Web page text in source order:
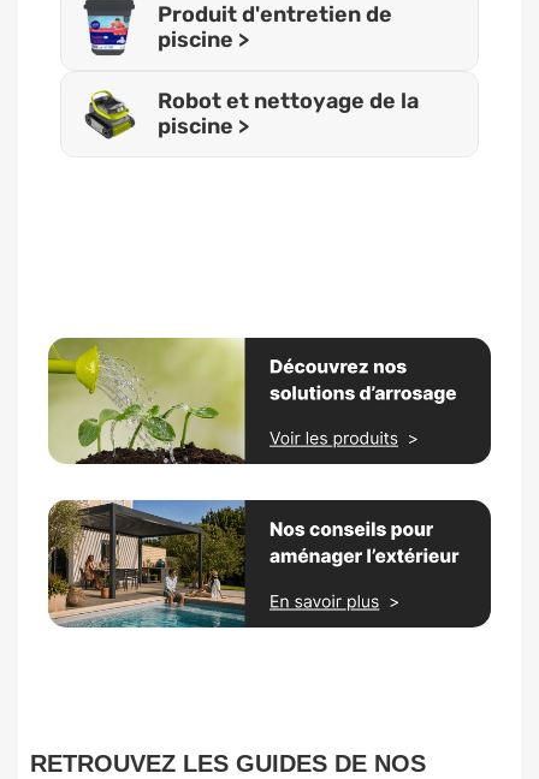
Produit d'entretien de
piscine >
Robot et nettoyage de la
piscine >
RETROUVEZ LES GUIDES DE NOS